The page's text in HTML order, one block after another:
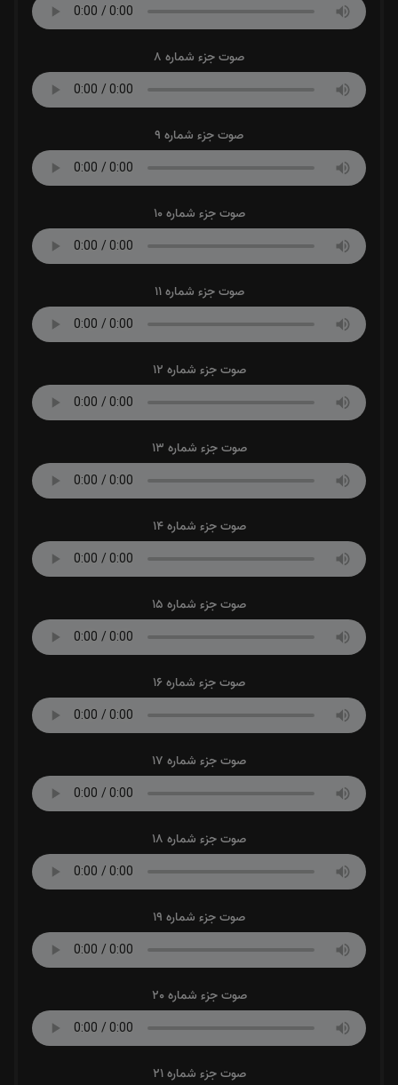
صوت جزء شماره 8
صوت جزء شماره 9
صوت جزء شماره 10
صوت جزء شماره 11
صوت جزء شماره 12
صوت جزء شماره 13
صوت جزء شماره 14
صوت جزء شماره 15
صوت جزء شماره 16
صوت جزء شماره 17
صوت جزء شماره 18
صوت جزء شماره 19
صوت جزء شماره 20
صوت جزء شماره 21